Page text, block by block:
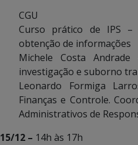
CGU
Curso prático de IPS –
obtenção de informações
Michele Costa
investigação e suborno
Leonardo Formiga
Finanças e Controle.
Administrativos de
15/12 – 14h às 17h